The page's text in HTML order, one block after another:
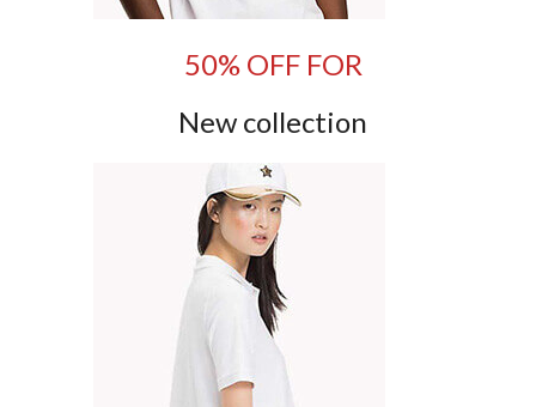
50% OFF FOR
New collection